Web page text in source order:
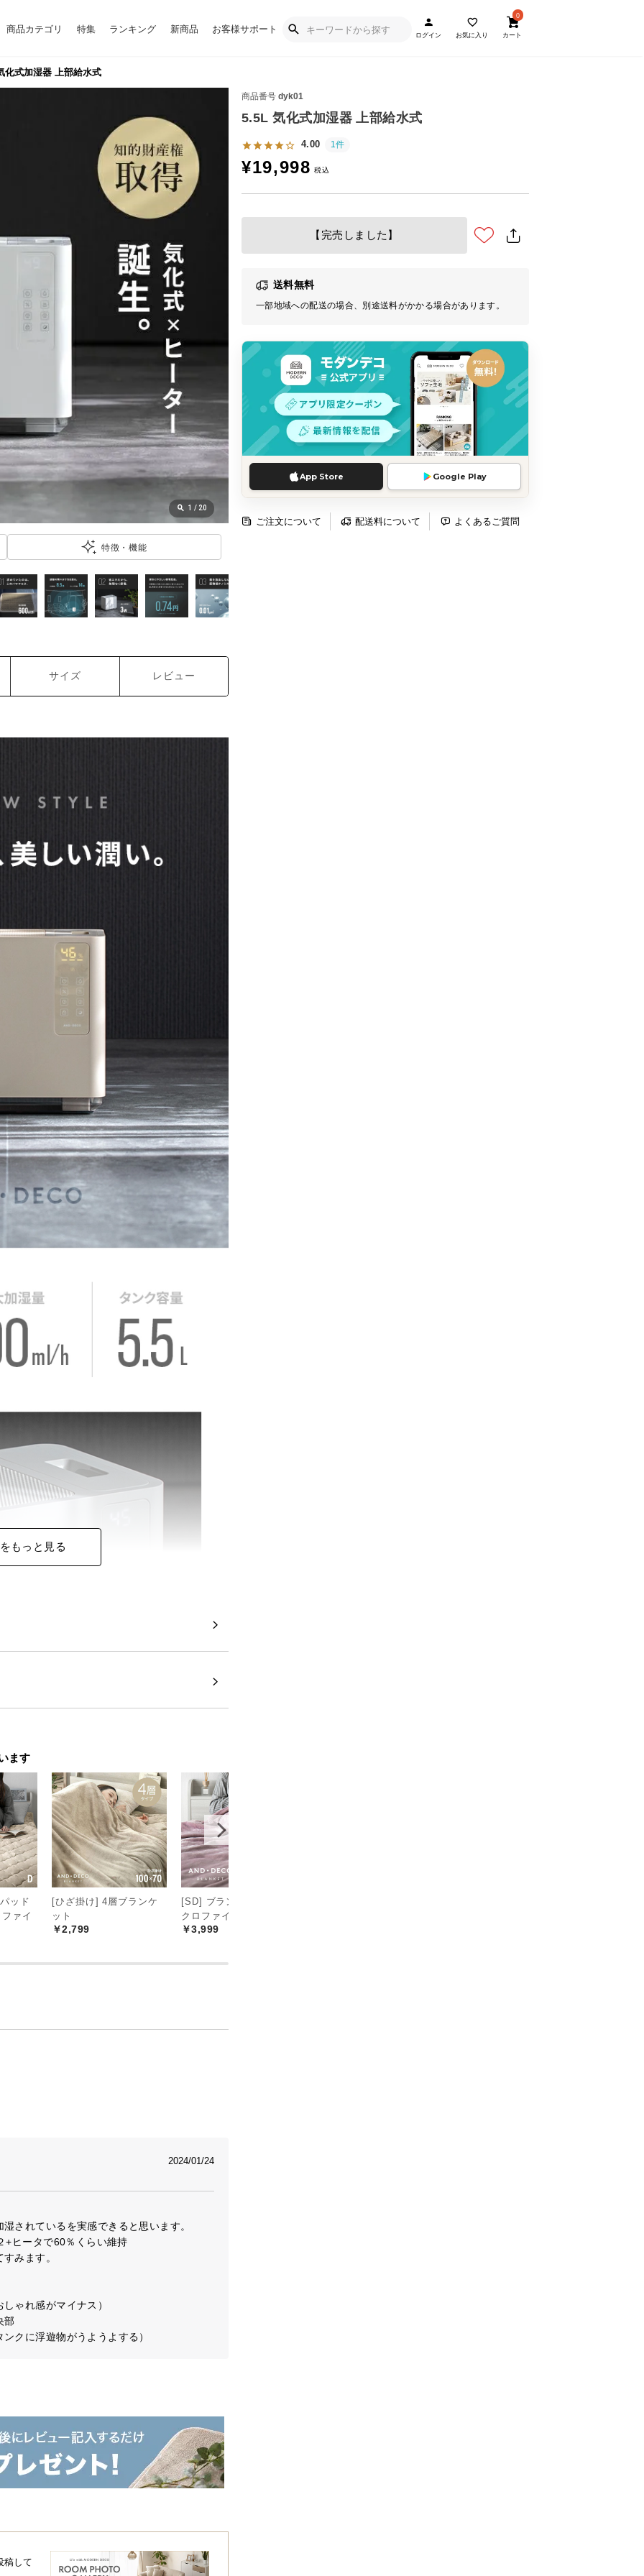
商品カテゴリ 特集 ランキング 新商品 お客様サポート
ログイン お気に入り
0
カート
化式加湿器 上部給水式
商品番号 dyk01
5.5L 気化式加湿器 上部給水式
4.00 1件
¥19,998
【完売しました】
送料無料
一部地域への配送の場合、別途送料がかかる場合があります。
App Store Google Play
ご注文について 配送料について よくあるご質問
1 / 20
特徴・機能
サイズ レビュー
もっと見る
ます
ッド
ァイ
[ひざ掛け] 4層ブランケ
ット
￥2,799
[SD] ブランケット マイ
クロファイバー
￥3,999
2024/01/24
されているを実感できると思います。
+ヒータで60％くらい維持
みます。
ゃれ感がマイナス）
部
クに浮遊物がうようよする）
稿して